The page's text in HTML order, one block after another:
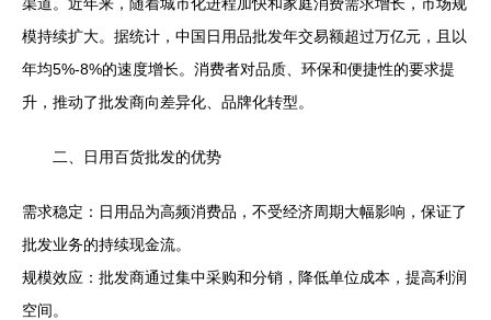
模持续扩大。据统计，中国日用品批发年交易额超过万亿元，且以
年均5%-8%的速度增长。消费者对品质、环保和便捷性的要求提
升，推动了批发商向差异化、品牌化转型。
二、日用百货批发的优势
需求稳定：日用品为高频消费品，不受经济周期大幅影响，保证了
批发业务的持续现金流。
规模效应：批发商通过集中采购和分销，降低单位成本，提高利润
空间。